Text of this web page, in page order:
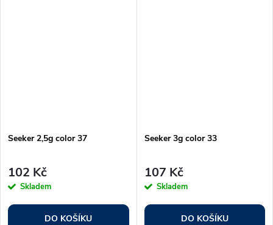
Seeker 2,5g color 37
102 Kč
Skladem
DO KOŠÍKU
Seeker 3g color 33
107 Kč
Skladem
DO KOŠÍKU